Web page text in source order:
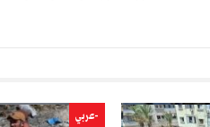
-عربي